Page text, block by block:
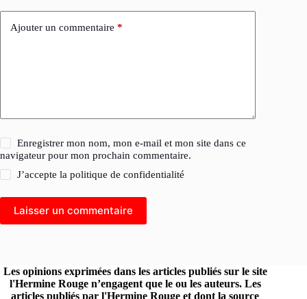
Ajouter un commentaire *
Enregistrer mon nom, mon e-mail et mon site dans ce
navigateur pour mon prochain commentaire.
J’accepte lapolitique de confidentialité
Laisser un commentaire
Les opinions exprimées dans les articles publiés sur le site
l'Hermine Rouge n’engagent que le ou les auteurs. Les
articles publiés par l'Hermine Rouge et dont la source